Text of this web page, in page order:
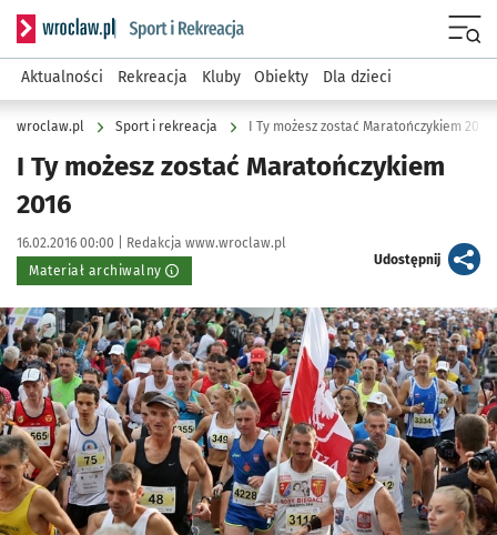
Serwis informacyjny wroclaw.pl podserwis: Sport i rekreacja
Aktualności Rekreacja Kluby Obiekty Dla dzieci
wroclaw.pl Sport i rekreacja I Ty możesz zostać Maratończykiem 2016
I Ty możesz zostać Maratończykiem
2016
Data publikacji:
16.02.2016 00:00 | Autor:
Redakcja www.wroclaw.pl
Materiał archiwalny
Udostępnijartykuł
Kliknij, aby powiększyć